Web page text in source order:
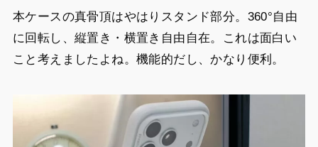
本ケースの真骨頂はやはりスタンド部分。360°自由
に回転し、縦置き・横置き自由自在。これは面白い
こと考えましたよね。機能的だし、かなり便利。